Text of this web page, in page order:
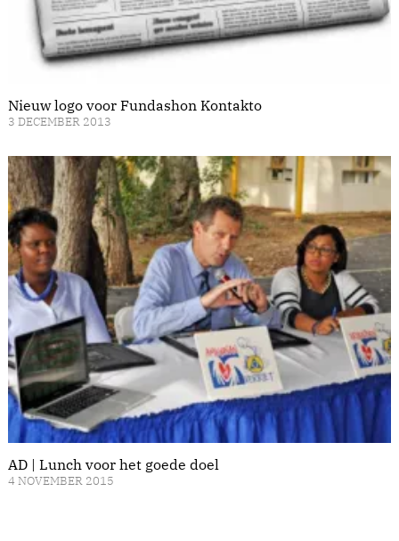
Nieuw logo voor Fundashon Kontakto
3 DECEMBER 2013
AD | Lunch voor het goede doel
4 NOVEMBER 2015